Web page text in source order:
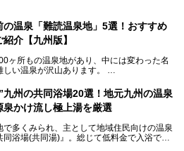
加してみたいスタンプラリーでしょう。
の温泉「難読温泉地」5選！おすすめ
介【九州版】
ヶ所もの温泉地があり、中には変わった名
い温泉が沢山あります。
にある「難読温泉地」を、地域ごとにクイズ
第５回目(最終回)である今回は、九州地方の
ックアップしました。
、ぜひチャレンジしてみて下さいね！
九州の共同浴場20選！地元九州の温泉
泉かけ流し極上湯を厳選
で多くみられ、主として地域住民向けの温泉
同浴場(共同湯)』。総じて低料金で入浴で